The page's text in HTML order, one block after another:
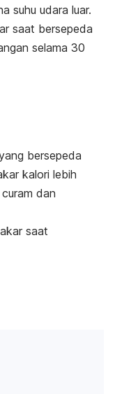
suhu udara luar.
saat bersepeda
selama 30
bersepeda
kalori lebih
dan
saat